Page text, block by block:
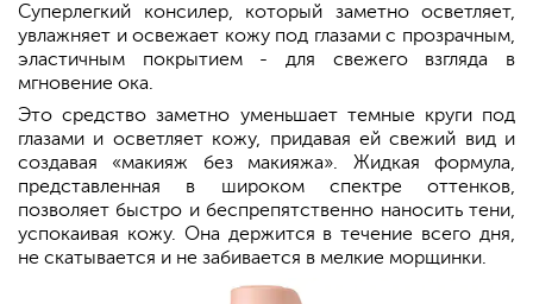
Суперлегкий консилер, который заметно осветляет,
увлажняет и освежает кожу под глазами с прозрачным,
эластичным покрытием - для свежего взгляда в
мгновение ока.
Это средство заметно уменьшает темные круги под
глазами и осветляет кожу, придавая ей свежий вид и
создавая «макияж без макияжа». Жидкая формула,
представленная в широком спектре оттенков,
позволяет быстро и беспрепятственно наносить тени,
успокаивая кожу. Она держится в течение всего дня,
не скатывается и не забивается в мелкие морщинки.